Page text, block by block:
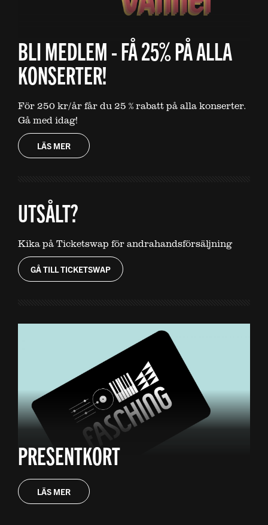
BLI MEDLEM - FÅ 25% PÅ ALLA
KONSERTER!
För 250 kr/år får du 25 % rabatt på alla konserter.
Gå med idag!
LÄS MER
UTSÅLT?
Kika på Ticketswap för andrahandsförsäljning
GÅ TILL TICKETSWAP
PRESENTKORT
LÄS MER